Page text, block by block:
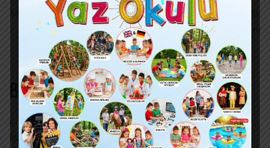
gezinmesi
Mayıs 2024 ve Aylık Bülten
Eylül 2024 – Rehberlik
Bülteni
Bir yanıt yazın
E-posta adresiniz yayınlanmayacak.Gerekli alanlar*ile
işaretlenmişlerdir